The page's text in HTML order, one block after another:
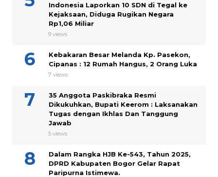
Indonesia Laporkan 10 SDN di Tegal ke
Kejaksaan, Diduga Rugikan Negara
Rp1,06 Miliar
9 views
Kebakaran Besar Melanda Kp. Pasekon,
Cipanas : 12 Rumah Hangus, 2 Orang Luka
7 views
35 Anggota Paskibraka Resmi
Dikukuhkan, Bupati Keerom : Laksanakan
Tugas dengan Ikhlas Dan Tanggung
Jawab
5 views
Dalam Rangka HJB Ke-543, Tahun 2025,
DPRD Kabupaten Bogor Gelar Rapat
Paripurna Istimewa.